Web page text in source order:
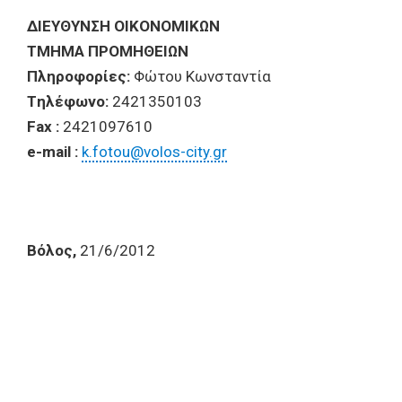
ΔIEYΘYNΣH OIKONOMIKΩN
TMHMA ΠPOMHΘEIΩN
Πληροφορίες: Φώτου Κωνσταντία
Tηλέφωνο: 2421350103
Fax : 2421097610
e-mail : k.fotou@volos-city.gr
Bόλος, 21/6/2012